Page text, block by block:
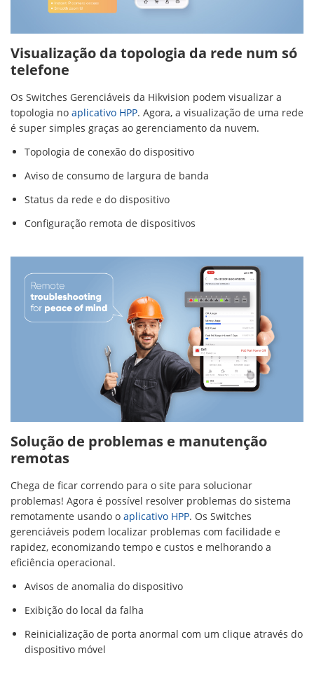
Visualização da topologia da rede num só
telefone
Os Switches Gerenciáveis ​​da Hikvision podem visualizar a
topologia no aplicativo HPP. Agora, a visualização de uma rede
é super simples graças ao gerenciamento da nuvem.
Topologia de conexão do dispositivo
Aviso de consumo de largura de banda
Status da rede e do dispositivo
Configuração remota de dispositivos
Solução de problemas e manutenção
remotas
Chega de ficar correndo para o site para solucionar
problemas! Agora é possível resolver problemas do sistema
remotamente usando o aplicativo HPP. Os Switches
gerenciáveis​ podem localizar problemas com facilidade e
rapidez, economizando tempo e custos e melhorando a
eficiência operacional.
Avisos de anomalia do dispositivo
Exibição do local da falha
Reinicialização de porta anormal com um clique através do
dispositivo móvel